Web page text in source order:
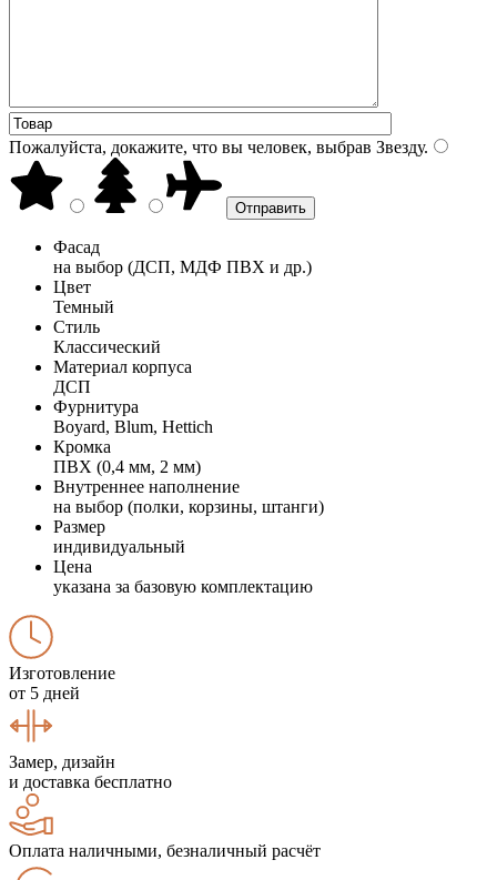
Пожалуйста, докажите, что вы человек, выбрав Звезду.
Фасад
на выбор (ДСП, МДФ ПВХ и др.)
Цвет
Темный
Стиль
Классический
Материал корпуса
ДСП
Фурнитура
Boyard, Blum, Hettich
Кромка
ПВХ (0,4 мм, 2 мм)
Внутреннее наполнение
на выбор (полки, корзины, штанги)
Размер
индивидуальный
Цена
указана за базовую комплектацию
Изготовление
от 5 дней
Замер, дизайн
и доставка бесплатно
Оплата наличными, безналичный расчёт